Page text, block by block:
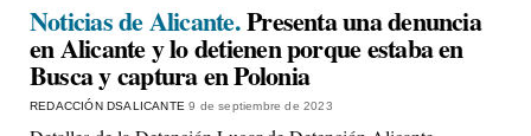
Noticias de Alicante.Presenta una denuncia
en Alicante y lo detienen porque estaba en
Busca y captura en Polonia
REDACCIÓN DSALICANTE9 de septiembre de 2023